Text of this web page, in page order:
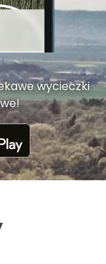
wycieczki